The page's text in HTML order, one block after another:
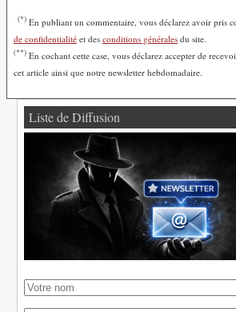
(*) En publiant un commentaire, vous déclarez avoir pris
de confidentialité et des conditions générales du site.
(**) En cochant cette case, vous déclarez accepter de
cet article ainsi que notre newsletter hebdomadaire.
Liste de Diffusion